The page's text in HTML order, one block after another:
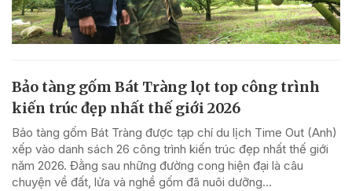
Bảo tàng gốm Bát Tràng lọt top công trình
kiến trúc đẹp nhất thế giới 2026
Bảo tàng gốm Bát Tràng được tạp chí du lịch Time Out (Anh)
xếp vào danh sách 26 công trình kiến trúc đẹp nhất thế giới
năm 2026. Đằng sau những đường cong hiện đại là câu
chuyện về đất, lửa và nghề gốm đã nuôi dưỡng...